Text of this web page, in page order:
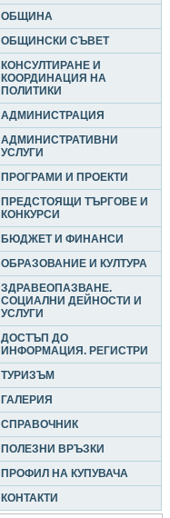
ОБЩИНА
ОБЩИНСКИ СЪВЕТ
КОНСУЛТИРАНЕ И
КООРДИНАЦИЯ НА
ПОЛИТИКИ
АДМИНИСТРАЦИЯ
АДМИНИСТРАТИВНИ
УСЛУГИ
ПРОГРАМИ И ПРОЕКТИ
ПРЕДСТОЯЩИ ТЪРГОВЕ И
КОНКУРСИ
БЮДЖЕТ И ФИНАНСИ
ОБРАЗОВАНИЕ И КУЛТУРА
ЗДРАВЕОПАЗВАНЕ.
СОЦИАЛНИ ДЕЙНОСТИ И
УСЛУГИ
ДОСТЪП ДО
ИНФОРМАЦИЯ. РЕГИСТРИ
ТУРИЗЪМ
ГАЛЕРИЯ
СПРАВОЧНИК
ПОЛЕЗНИ ВРЪЗКИ
ПРОФИЛ НА КУПУВАЧА
КОНТАКТИ